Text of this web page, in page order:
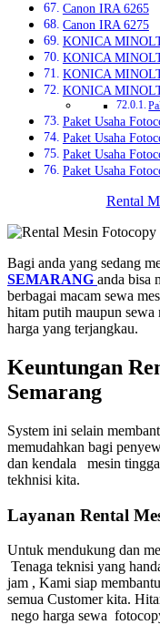
Canon IRA 6265
Canon IRA 6275
KONICA
KONICA
KONICA
KONICA
Paket Usaha
Paket Usaha
Paket Usaha
Paket Usaha
Rental
Bagi anda yang sedang
SEMARANG anda bisa
berbagai macam sewa
hitam putih maupun
harga yang terjangkau.
Keuntungan
Semarang
System ini selain
memudahkan bagi
dan kendala mesin
tekhnisi kita.
Layanan Rental
Untuk mendukung dan
Tenaga teknisi yang
jam , Kami siap
semua Customer kita.
nego harga sewa